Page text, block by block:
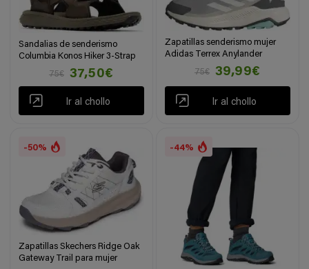
Sandalias de senderismo
Columbia Konos Hiker 3-Strap
75€
37,50€
Ir al chollo
Zapatillas senderismo mujer
Adidas Terrex Anylander
75€
39,99€
Ir al chollo
-50%
Zapatillas Skechers Ridge Oak
Gateway Trail para mujer
-44%